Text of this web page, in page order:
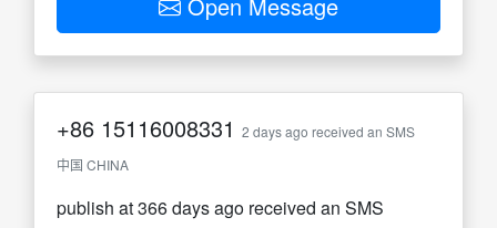
+86 15116008331 2 days ago received an SMS
中国 CHINA
publish at 366 days ago received an SMS